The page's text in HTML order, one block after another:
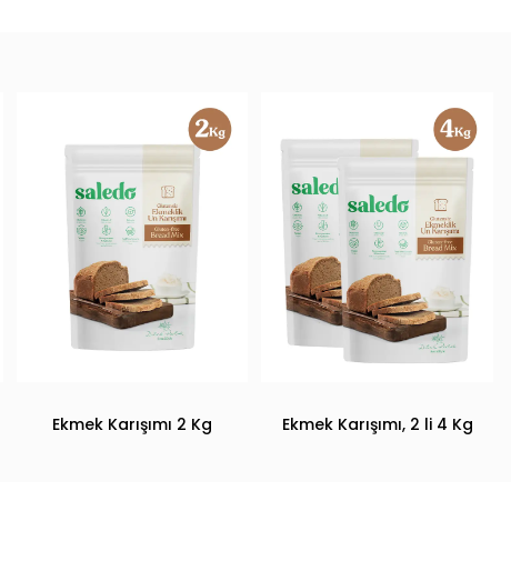
Ekmek Karışımı 2 Kg Ekmek Karışımı, 2 li 4 Kg